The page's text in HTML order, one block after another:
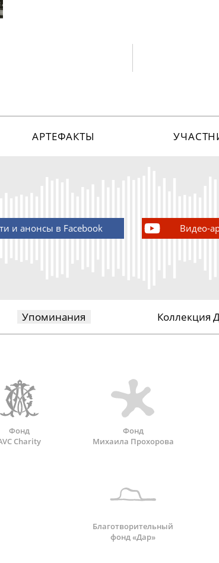
АРТЕФАКТЫ
и анонсы в Facebook Видео-
Упоминания Коллекция
Фонд
Charity
Фонд
Михаила Прохорова
Благотворительный
фонд «Дар»